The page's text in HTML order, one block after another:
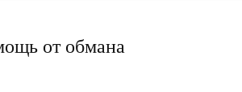
от обмана